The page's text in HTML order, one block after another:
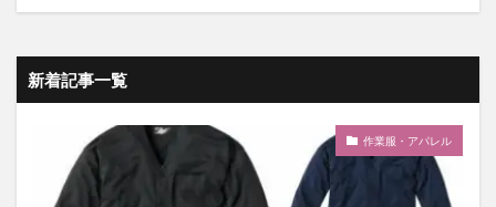
新着記事一覧
作業服・アパレル